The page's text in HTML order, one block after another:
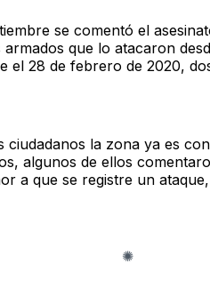
se comentó el
que lo atacaron
el 28 de febrero de 2020,
ciudadanos la zona ya es
algunos de ellos
a que se registre un